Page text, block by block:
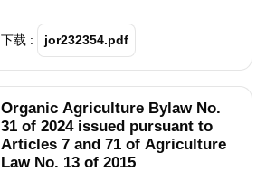
下载 : jor232354.pdf
Organic Agriculture Bylaw No.
31 of 2024 issued pursuant to
Articles 7 and 71 of Agriculture
Law No. 13 of 2015